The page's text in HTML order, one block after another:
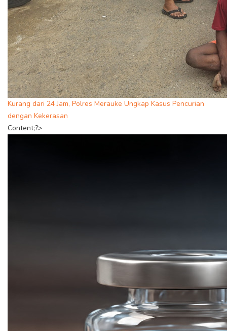
Kurang dari 24 Jam, Polres Merauke Ungkap Kasus Pencurian
dengan Kekerasan
Content;?>